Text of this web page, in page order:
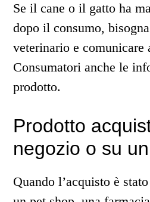
Se il cane o il gatto ha
dopo il consumo,
veterinario e comunicare
Consumatori anche le
prodotto.
Prodotto
negozio o su
Quando l’acquisto è